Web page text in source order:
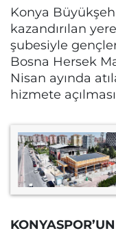
Konya
kazandırılan
şubesiyle
Bosna Hersek
Nisan ayında
hizmete